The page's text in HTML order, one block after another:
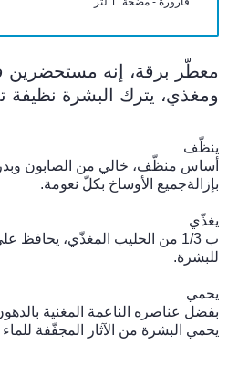
معطّر برقة، إنه
ومغذي، يترك البشرة نظيفة
ينظّف
أساس منظّف، خالي من الصابون
بإزالةجميع الأوساخ بكلّ نعومة.
يغذّي
ب 1/3 من الحليب المغذّي، يحافظ
للبشرة.
يحمي
بفضل عناصره الناعمة المغنية بالدهون
يحمي البشرة من الآثار المجفّفة